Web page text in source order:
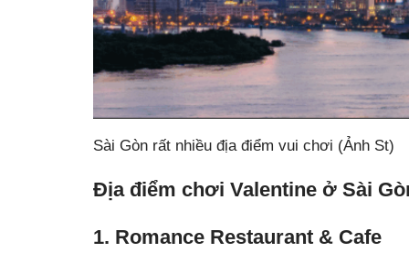
Sài Gòn rất nhiều địa điểm vui chơi (Ảnh St)
Địa điểm chơi Valentine ở Sài
1. Romance Restaurant & Cafe